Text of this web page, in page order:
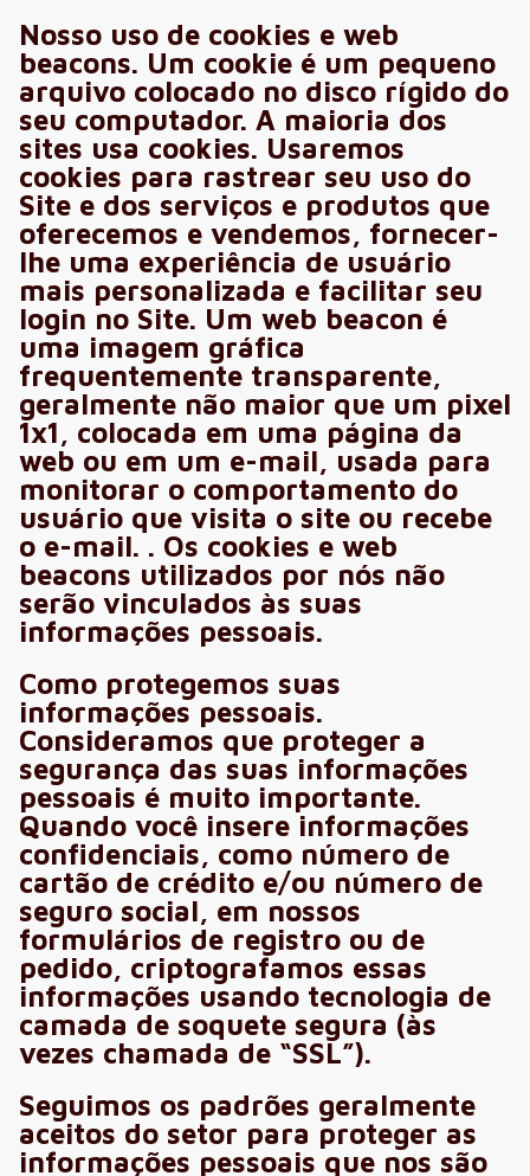
Nosso uso de cookies e web
beacons. Um cookie é um pequeno
arquivo colocado no disco rígido do
seu computador. A maioria dos
sites usa cookies. Usaremos
cookies para rastrear seu uso do
Site e dos serviços e produtos que
oferecemos e vendemos, fornecer-
lhe uma experiência de usuário
mais personalizada e facilitar seu
login no Site. Um web beacon é
uma imagem gráfica
frequentemente transparente,
geralmente não maior que um pixel
1x1, colocada em uma página da
web ou em um e-mail, usada para
monitorar o comportamento do
usuário que visita o site ou recebe
o e-mail. . Os cookies e web
beacons utilizados por nós não
serão vinculados às suas
informações pessoais.
Como protegemos suas
informações pessoais.
Consideramos que proteger a
segurança das suas informações
pessoais é muito importante.
Quando você insere informações
confidenciais, como número de
cartão de crédito e/ou número de
seguro social, em nossos
formulários de registro ou de
pedido, criptografamos essas
informações usando tecnologia de
camada de soquete segura (às
vezes chamada de “SSL”).
Seguimos os padrões geralmente
aceitos do setor para proteger as
informações pessoais que nos são